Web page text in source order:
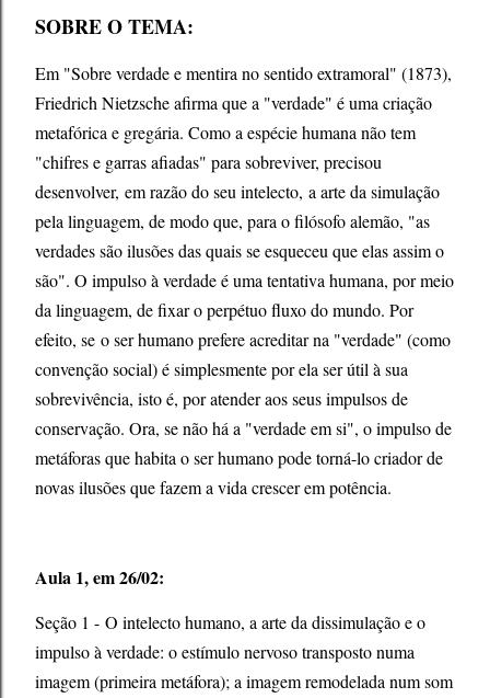
SOBRE O TEMA:
Em "Sobre verdade e mentira no sentido extramoral" (1873),
Friedrich Nietzsche afirma que a "verdade" é uma criação
metafórica e gregária. Como a espécie humana não tem
"chifres e garras afiadas" para sobreviver, precisou
desenvolver, em razão do seu intelecto, a arte da simulação
pela linguagem, de modo que, para o filósofo alemão, "as
verdades são ilusões das quais se esqueceu que elas assim o
são". O impulso à verdade é uma tentativa humana, por meio
da linguagem, de fixar o perpétuo fluxo do mundo. Por
efeito, se o ser humano prefere acreditar na "verdade" (como
convenção social) é simplesmente por ela ser útil à sua
sobrevivência, isto é, por atender aos seus impulsos de
conservação. Ora, se não há a "verdade em si", o impulso de
metáforas que habita o ser humano pode torná-lo criador de
novas ilusões que fazem a vida crescer em potência.
Aula 1, em 26/02:
Seção 1 - O intelecto humano, a arte da dissimulação e o
impulso à verdade: o estímulo nervoso transposto numa
imagem (primeira metáfora); a imagem remodelada num som